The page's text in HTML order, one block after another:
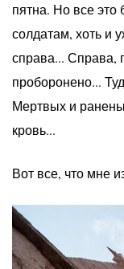
пятна. Но все это
солдатам, хоть и
справа... Справа,
проборонено...
Мертвых и
кровь...
Вот все, что мне